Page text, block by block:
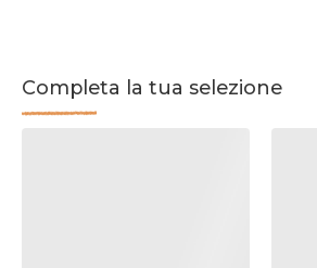
Completa la tua selezione